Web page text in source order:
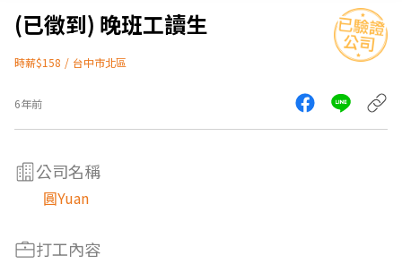
晚班工讀生
時薪$158 / 台中市北區
6年前
公司名稱
圓Yuan
打工內容